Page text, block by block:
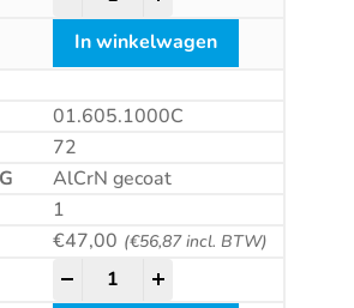
In winkelwagen
01.605.1000C
72
AlCrN gecoat
1
€47,00 (€56,87incl. BTW)
HSS-E Universeelfrees,